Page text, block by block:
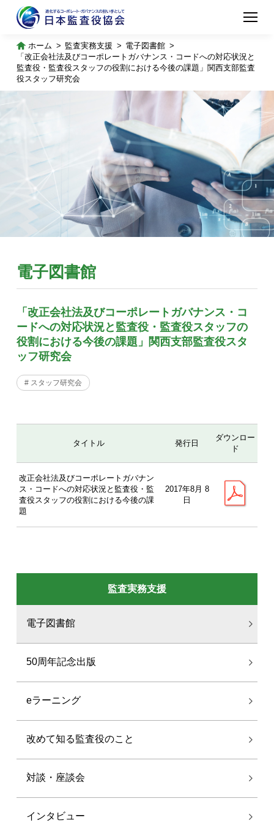
ホーム 監査実務支援
電子図書館
「改正会社法及びコーポレートガバナンス・コードへの対応状況と
監査役・監査役スタッフの役割における今後の課題」関西支部監査
役スタッフ研究会
監査実務支援
電子図書館
50周年記念出版
eラーニング
改めて知る監査役のこと
対談・座談会
インタビュー
電子図書館
「改正会社法及びコーポレートガバナンス・コ
ードへの対応状況と監査役・監査役スタッフの
役割における今後の課題」関西支部監査役スタ
ッフ研究会
# スタッフ研究会
タイトル 発行日
ダウンロー
ド
改正会社法及びコーポレートガバナン
ス・コードへの対応状況と監査役・監
査役スタッフの役割における今後の課
題
2017年8月 8
日